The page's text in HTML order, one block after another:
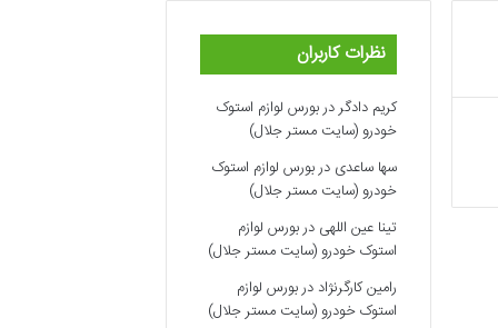
نظرات کاربران
کریم دادگردربورس لوازم استوک
خودرو (سایت مستر جلال)
سها ساعدی دربورس لوازم استوک
خودرو (سایت مستر جلال)
تینا عین اللهی دربورس لوازم
استوک خودرو (سایت مستر جلال)
رامین کارگرنژاد دربورس لوازم
استوک خودرو (سایت مستر جلال)